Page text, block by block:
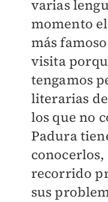
varias
momento
más
visita
tengamos
literarias
los que no
Padura
recorrido
sus